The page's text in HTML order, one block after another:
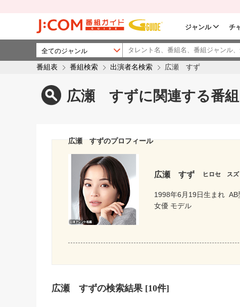
ジャンル チ
番組表 番組検索 出演者名検索 広瀬 すず
広瀬 すずに関連する番組
広瀬 すずのプロフィール
広瀬 すず ヒロセ スズ
1998年6月19日生まれ AB
女優 モデル
広瀬 すずの検索結果 [10件]